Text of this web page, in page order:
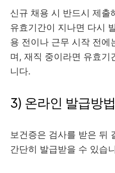
신규 채용 시 반드시 제출
유효기간이 지나면 다시
용 전이나 근무 시작 전에
며, 재직 중이라면 유효기
니다.
3) 온라인 발급방법
보건증은 검사를 받은 뒤
간단히 발급받을 수 있습